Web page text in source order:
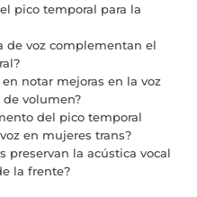
pico temporal para la
de voz complementan el
notar mejoras en la voz
volumen?
del pico temporal
en mujeres trans?
preservan la acústica vocal
la frente?